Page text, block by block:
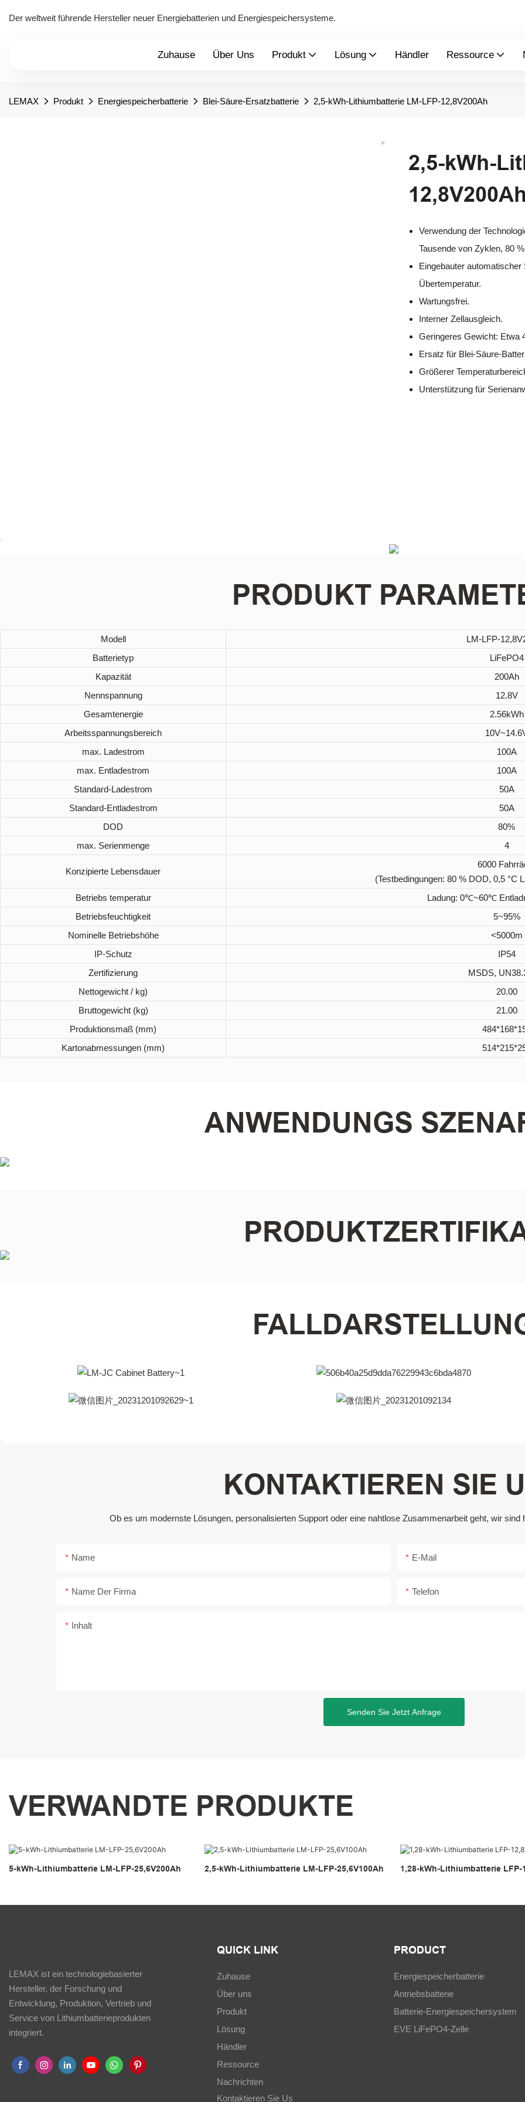
Der weltweit führende Hersteller neuer Energiebatterien und Energiespeichersysteme.
Zuhause Über Uns Produkt Lösung Händler Ressource
LEMAX Produkt Energiespeicherbatterie Blei-Säure-Ersatzbatterie 2,5-kWh-Lithiumbatterie LM-LFP-12,8V200Ah
2,5-kWh-
12,8V200Ah
Verwendung der
Tausende von Zyklen, 80
Eingebauter
Übertemperatur.
Wartungsfrei.
Interner Zellausgleich.
Geringeres Gewicht: Etwa
Ersatz für Blei-Säure-
Größerer
Unterstützung für
PRODUKT
Modell
LM-LFP-
Batterietyp
LiFePO4
Kapazität
200Ah
Nennspannung
12.8V
Gesamtenergie
2.56kWh
Arbeitsspannungsbereich
max. Ladestrom
100A
max. Entladestrom
100A
Standard-Ladestrom
50A
Standard-Entladestrom
50A
DOD
80%
max. Serienmenge
4
Konzipierte Lebensdauer
6000
(Testbedingungen: 80 % DOD, 0,5 °C
Betriebs temperatur
Ladung: 0℃~60℃
Betriebsfeuchtigkeit
5~95%
Nominelle Betriebshöhe
<5000m
IP-Schutz
IP54
Zertifizierung
MSDS,
Nettogewicht / kg)
20.00
Bruttogewicht (kg)
21.00
Produktionsmaß (mm)
Kartonabmessungen (mm)
ANWENDUNGS
KONTAKTIEREN SIE
Ob es um modernste Lösungen, personalisierten Support oder eine nahtlose Zusammenarbeit geht, wir sind
Name E-Mail
Name Der Firma Telefon
Inhalt
Senden Sie Jetzt Anfrage
VERWANDTE PRODUKTE
5-kWh-Lithiumbatterie LM-LFP-25,6V200Ah 2,5-kWh-Lithiumbatterie LM-LFP-25,6V100Ah 1,28-kWh-Lithiumbatterie LFP-
LEMAX ist ein technologiebasierter
Hersteller, der Forschung und
Entwicklung, Produktion, Vertrieb und
Service von Lithiumbatterieprodukten
integriert.
QUICK LINK
Zuhause
Über uns
Produkt
Lösung
Händler
Ressource
Nachrichten
Kontaktieren Sie Us
PRODUCT
Energiespeicherbatterie
Antriebsbatterie
Batterie-Energiespeichersystem
EVE LiFePO4-Zelle